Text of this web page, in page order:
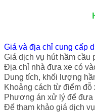
Giá và địa chỉ cung cấp
Giá dịch vụ hút hầm cầu
Địa chỉ nhà đưa xe có
Dung tích, khối lượng
Khoảng cách từ điểm
Phương án xử lý để đưa
Để tham khảo giá dịch vụ